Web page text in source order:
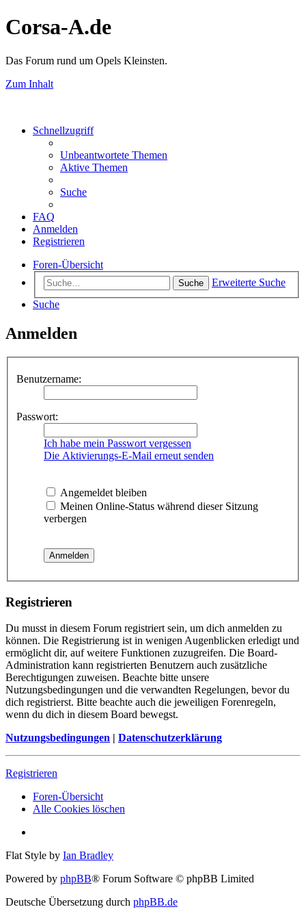
Corsa-A.de
Das Forum rund um Opels Kleinsten.
Zum Inhalt
Schnellzugriff
Unbeantwortete Themen
Aktive Themen
Suche
FAQ
Anmelden
Registrieren
Foren-Übersicht
Suche
Erweiterte Suche
Suche
Anmelden
Benutzername:
Passwort:
Ich habe mein Passwort vergessen
Die Aktivierungs-E-Mail erneut senden
Angemeldet bleiben
Meinen Online-Status während dieser Sitzung
verbergen
Registrieren
Du musst in diesem Forum registriert sein, um dich anmelden zu
können. Die Registrierung ist in wenigen Augenblicken erledigt und
ermöglicht dir, auf weitere Funktionen zuzugreifen. Die Board-
Administration kann registrierten Benutzern auch zusätzliche
Berechtigungen zuweisen. Beachte bitte unsere
Nutzungsbedingungen und die verwandten Regelungen, bevor du
dich registrierst. Bitte beachte auch die jeweiligen Forenregeln,
wenn du dich in diesem Board bewegst.
Nutzungsbedingungen | Datenschutzerklärung
Registrieren
Foren-Übersicht
Alle Cookies löschen
Flat Style by Ian Bradley
Powered by phpBB® Forum Software © phpBB Limited
Deutsche Übersetzung durch phpBB.de